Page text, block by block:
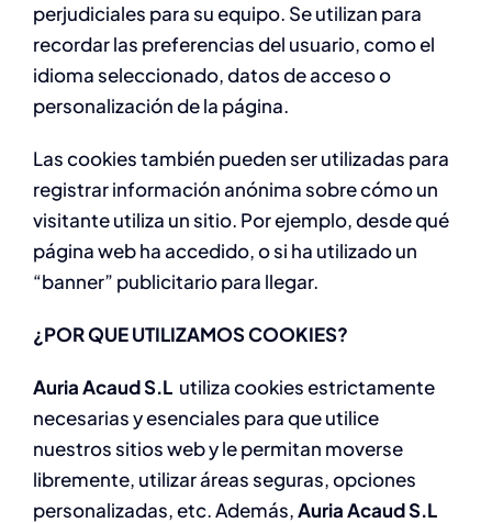
perjudiciales para su equipo. Se utilizan para
recordar las preferencias del usuario, como el
idioma seleccionado, datos de acceso o
personalización de la página.
Las cookies también pueden ser utilizadas para
registrar información anónima sobre cómo un
visitante utiliza un sitio. Por ejemplo, desde qué
página web ha accedido, o si ha utilizado un
“banner” publicitario para llegar.
¿POR QUE UTILIZAMOS COOKIES?
Auria Acaud S.L utiliza cookies estrictamente
necesarias y esenciales para que utilice
nuestros sitios web y le permitan moverse
libremente, utilizar áreas seguras, opciones
personalizadas, etc. Además,Auria Acaud S.L